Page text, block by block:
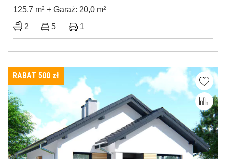
125,7 m2 + Garaż: 20,0 m2
2 5 1
RABAT 500 zł